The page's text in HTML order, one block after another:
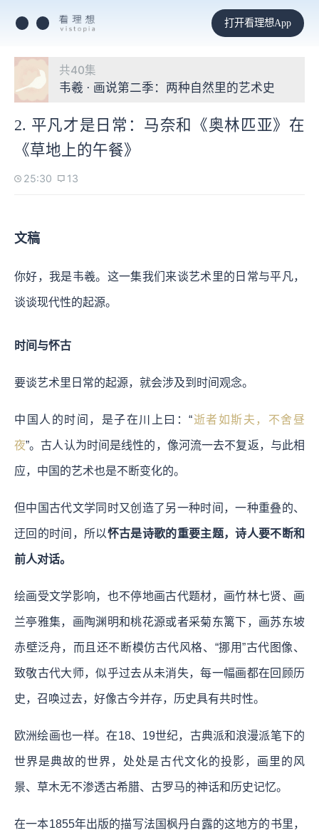
打开看理想App
共40集
韦羲 · 画说第二季：两种自然里的艺术史
2. 平凡才是日常：马奈和《奥林匹亚》在
《草地上的午餐》
25:30 13
文稿
你好，我是韦羲。这一集我们来谈艺术里的日常与平凡，
谈谈现代性的起源。
时间与怀古
要谈艺术里日常的起源，就会涉及到时间观念。
中国人的时间，是子在川上曰：“逝者如斯夫，不舍昼
夜”。古人认为时间是线性的，像河流一去不复返，与此相
应，中国的艺术也是不断变化的。
但中国古代文学同时又创造了另一种时间，一种重叠的、
迂回的时间，所以怀古是诗歌的重要主题，诗人要不断和
前人对话。
绘画受文学影响，也不停地画古代题材，画竹林七贤、画
兰亭雅集，画陶渊明和桃花源或者采菊东篱下，画苏东坡
赤壁泛舟，而且还不断模仿古代风格、“挪用”古代图像、
致敬古代大师，似乎过去从未消失，每一幅画都在回顾历
史，召唤过去，好像古今并存，历史具有共时性。
欧洲绘画也一样。在18、19世纪，古典派和浪漫派笔下的
世界是典故的世界，处处是古代文化的投影，画里的风
景、草木无不渗透古希腊、古罗马的神话和历史记忆。
在一本1855年出版的描写法国枫丹白露的这地方的书里，